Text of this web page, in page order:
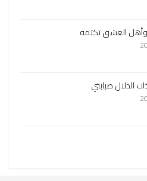
وأهل العشق تكتمه
الدلال صبابتي